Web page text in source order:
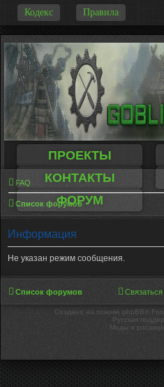
Кодекс Правила
ПРОЕКТЫ
КОНТАКТЫ
ФОРУМ
FAQ
Список форумов
Информация
Не указан режим сообщения.
Список форумов
Создано на основе phpBB®
Русская
Моды и